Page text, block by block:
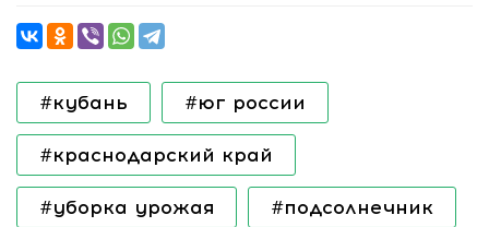
#кубань #юг россии
#краснодарский край
#уборка урожая #подсолнечник